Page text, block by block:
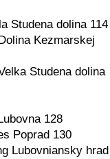
Studena dolina 114
Kezmarskej
Studena dolina
128
Poprad 130
Lubovniansky hrad